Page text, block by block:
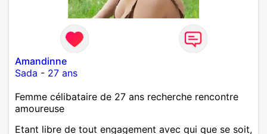
Amandinne
Sada - 27 ans
Femme célibataire de 27 ans recherche rencontre
amoureuse
Etant libre de tout engagement avec qui que se soit,